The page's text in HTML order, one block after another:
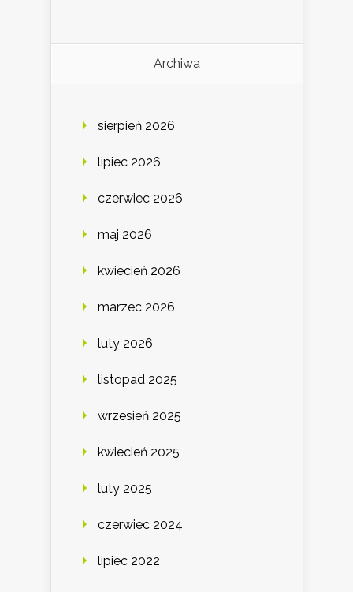
Archiwa
sierpień 2026
lipiec 2026
czerwiec 2026
maj 2026
kwiecień 2026
marzec 2026
luty 2026
listopad 2025
wrzesień 2025
kwiecień 2025
luty 2025
czerwiec 2024
lipiec 2022